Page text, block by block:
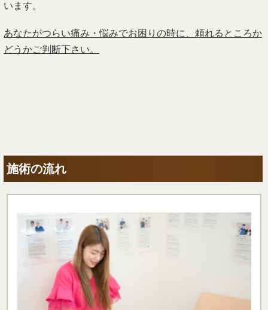
います。
あなたがつらい痛み・悩みでお困りの時に、頼れるところか
どうかご判断下さい。
施術の流れ